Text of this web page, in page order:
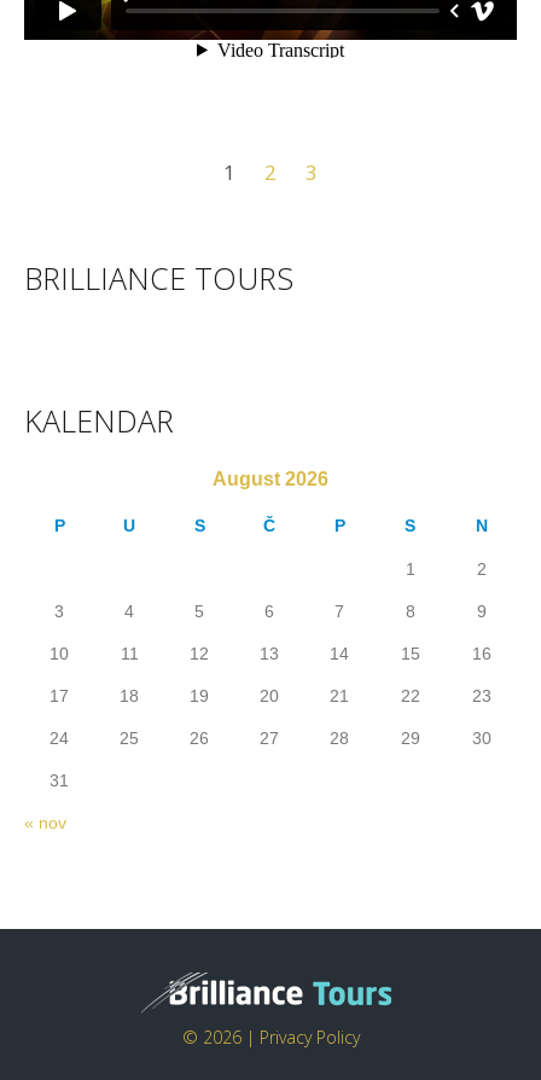
1 2 3
BRILLIANCE TOURS
KALENDAR
August 2026
P U S Č P S N
« nov
1 2
3 4 5 6 7 8 9
10 11 12 13 14 15 16
17 18 19 20 21 22 23
24 25 26 27 28 29 30
31
© 2026 | Privacy Policy